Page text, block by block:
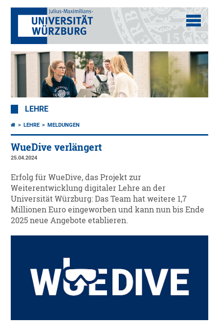
LEHRE
LEHRE MELDUNGEN
WueDive verlängert
25.04.2024
Erfolg für WueDive, das Projekt zur
Weiterentwicklung digitaler Lehre an der
Universität Würzburg: Das Team hat weitere 1,7
Millionen Euro eingeworben und kann nun bis Ende
2025 neue Angebote etablieren.